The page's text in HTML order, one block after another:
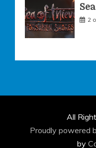
2
All
Proudly powered
by